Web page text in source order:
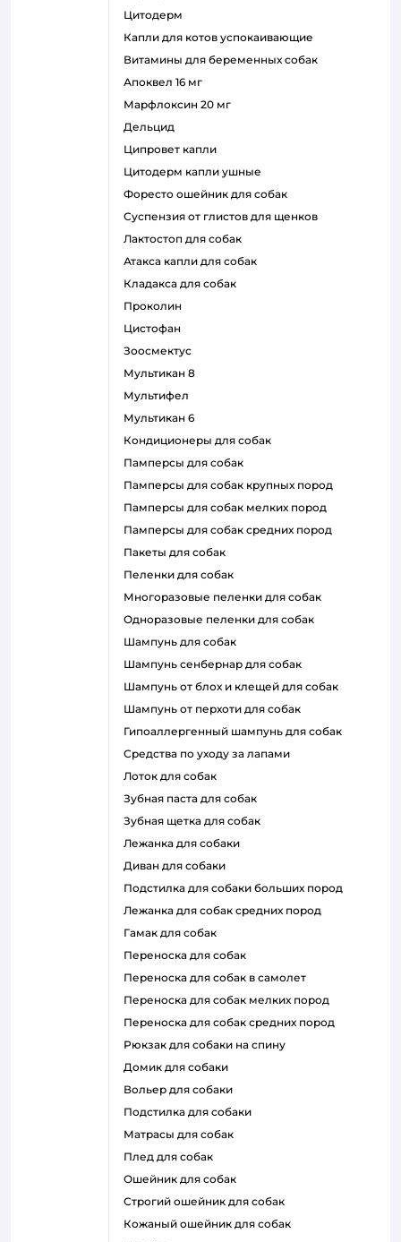
цитодерм
капли для котов успокаивающие
витамины для беременных собак
апоквел 16 мг
марфлоксин 20 мг
дельцид
ципровет капли
цитодерм капли ушные
форесто ошейник для собак
суспензия от глистов для щенков
лактостоп для собак
атакса капли для собак
кладакса для собак
проколин
цистофан
зоосмектус
мультикан 8
мультифел
мультикан 6
кондиционеры для собак
памперсы для собак
памперсы для собак крупных пород
памперсы для собак мелких пород
памперсы для собак средних пород
пакеты для собак
пеленки для собак
многоразовые пеленки для собак
одноразовые пеленки для собак
шампунь для собак
шампунь сенбернар для собак
шампунь от блох и клещей для собак
шампунь от перхоти для собак
гипоаллергенный шампунь для собак
средства по уходу за лапами
лоток для собак
зубная паста для собак
зубная щетка для собак
лежанка для собаки
диван для собаки
подстилка для собаки больших пород
лежанка для собак средних пород
гамак для собак
переноска для собак
переноска для собак в самолет
переноска для собак мелких пород
переноска для собак средних пород
рюкзак для собаки на спину
домик для собаки
вольер для собаки
подстилка для собаки
матрасы для собак
плед для собак
ошейник для собак
строгий ошейник для собак
кожаный ошейник для собак